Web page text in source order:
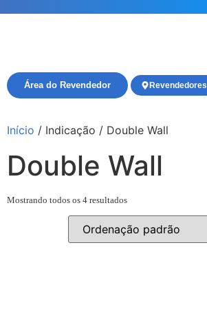
Revendedores
Área do Revendedor
Início / Indicação / Double Wall
Double Wall
Mostrando todos os 4 resultados